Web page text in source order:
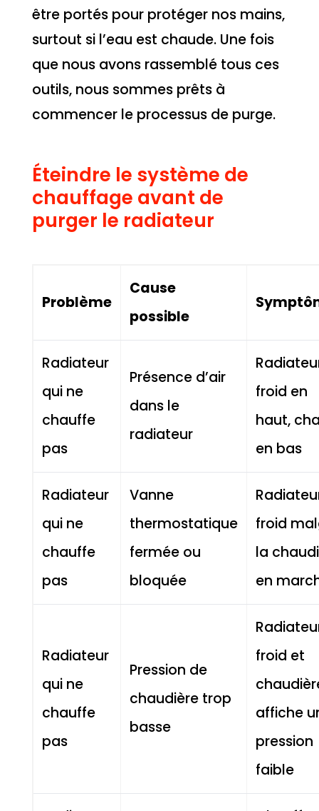
être portés pour protéger nos mains,
surtout si l’eau est chaude. Une fois
que nous avons rassemblé tous ces
outils, nous sommes prêts à
commencer le processus de purge.
Éteindre le système de
chauffage avant de
purger le radiateur
Problème
Cause
possible
Radiateur
qui ne
chauffe
pas
Présence d’air
dans le
radiateur
froid en
haut,
en bas
Radiateur
qui ne
chauffe
pas
Vanne
thermostatique
fermée ou
bloquée
froid
la
en
Radiateur
qui ne
chauffe
pas
Pression de
chaudière trop
basse
froid et
affiche
pression
faible